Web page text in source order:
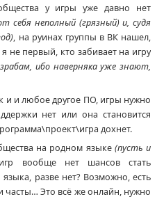
у игры уже давно нет
себя неполный (грязный) и, судя
, на руинах группы в ВК нашел,
не первый, кто забивает на игру
ибо наверняка уже знают,
и и любое другое ПО, игры нужно
нет или она становится
дохнет.
на родном языке (пусть и
вообще нет шансов стать
разве нет? Возможно, есть
часты… Это всё же онлайн, нужно